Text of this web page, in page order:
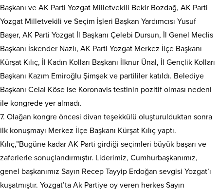
Başkanı ve AK Parti Yozgat Milletvekili Bekir Bozdağ, AK Parti
Yozgat Milletvekili ve Seçim İşleri Başkan Yardımcısı Yusuf
Başer, AK Parti Yozgat İl Başkanı Çelebi Dursun, İl Genel Meclis
Başkanı İskender Nazlı, AK Parti Yozgat Merkez İlçe Başkanı
Kürşat Kılıç, İl Kadın Kolları Başkanı İlknur Ünal, İl Gençlik Kolları
Başkanı Kazım Emiroğlu Şimşek ve partililer katıldı. Belediye
Başkanı Celal Köse ise Koronavis testinin pozitif olması nedeni
ile kongrede yer almadı.
7. Olağan kongre öncesi divan teşekkülü oluşturulduktan sonra
ilk konuşmayı Merkez İlçe Başkanı Kürşat Kılıç yaptı.
Kılıç,”Bugüne kadar AK Parti girdiği seçimleri büyük başarı ve
zaferlerle sonuçlandırmıştır. Liderimiz, Cumhurbaşkanımız,
genel başkanımız Sayın Recep Tayyip Erdoğan sevgisi Yozgat’ı
kuşatmıştır. Yozgat’ta Ak Partiye oy veren herkes Sayın